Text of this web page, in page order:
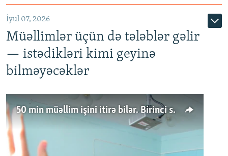
İyul 07, 2026
Müəllimlər üçün də tələblər gəlir
— istədikləri kimi geyinə
bilməyəcəklər
50 min müəllim işini itirə bilər. Birinci sinfə gedənlər azalır